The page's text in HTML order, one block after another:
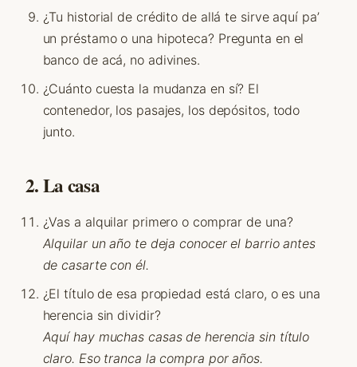
¿Tu historial de crédito de allá te sirve aquí pa’
un préstamo o una hipoteca? Pregunta en el
banco de acá, no adivines.
¿Cuánto cuesta la mudanza en sí? El
contenedor, los pasajes, los depósitos, todo
junto.
2. La casa
¿Vas a alquilar primero o comprar de una?
Alquilar un año te deja conocer el barrio antes
de casarte con él.
¿El título de esa propiedad está claro, o es una
herencia sin dividir?
Aquí hay muchas casas de herencia sin título
claro. Eso tranca la compra por años.